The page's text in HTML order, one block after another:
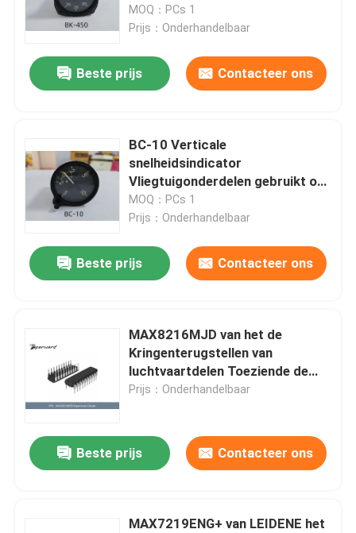
gebruikt
MOQ：PCs 1
Prijs：Onderhandelbaar
Beste prijs Contacteer ons
BC-10 Verticale
snelheidsindicator
Vliegtuigonderdelen gebruikt op
Nanchang CJ-6
MOQ：PCs 1
Prijs：Onderhandelbaar
Beste prijs Contacteer ons
MAX8216MJD van het de
Kringenterugstellen van
luchtvaartdelen Toeziende de
Vertragingstijd 200 Mej.
Prijs：Onderhandelbaar
Beste prijs Contacteer ons
MAX7219ENG+ van LEIDENE het